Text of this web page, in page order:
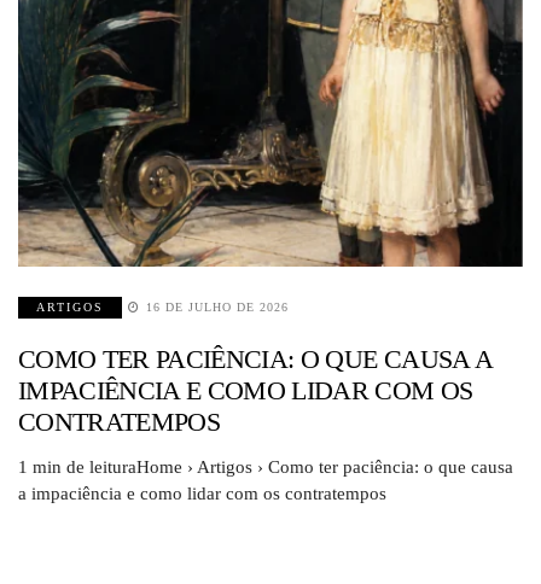
ARTIGOS 16 DE JULHO DE 2026
COMO TER PACIÊNCIA: O QUE CAUSA A
IMPACIÊNCIA E COMO LIDAR COM OS
CONTRATEMPOS
1 min de leituraHome › Artigos › Como ter paciência: o que causa
a impaciência e como lidar com os contratempos